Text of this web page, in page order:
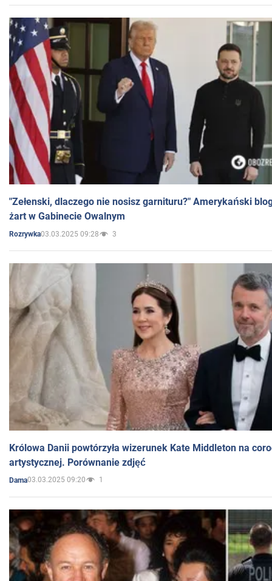
"Zełenski, dlaczego nie nosisz garnituru?" Amerykański
żart w Gabinecie Owalnym
Rozrywka03.03.2025 09:28 3
Królowa Danii powtórzyła wizerunek Kate Middleton na
artystycznej. Porównanie zdjęć
Dama03.03.2025 09:20 1